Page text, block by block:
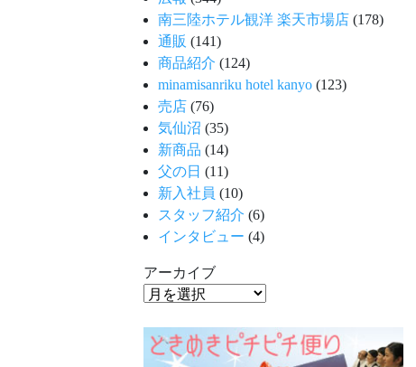
南三陸ホテル観洋 楽天市場店 (178)
通販 (141)
商品紹介 (124)
minamisanriku hotel kanyo (123)
売店 (76)
気仙沼 (35)
新商品 (14)
父の日 (11)
新入社員 (10)
スタッフ紹介 (6)
インタビュー (4)
アーカイブ